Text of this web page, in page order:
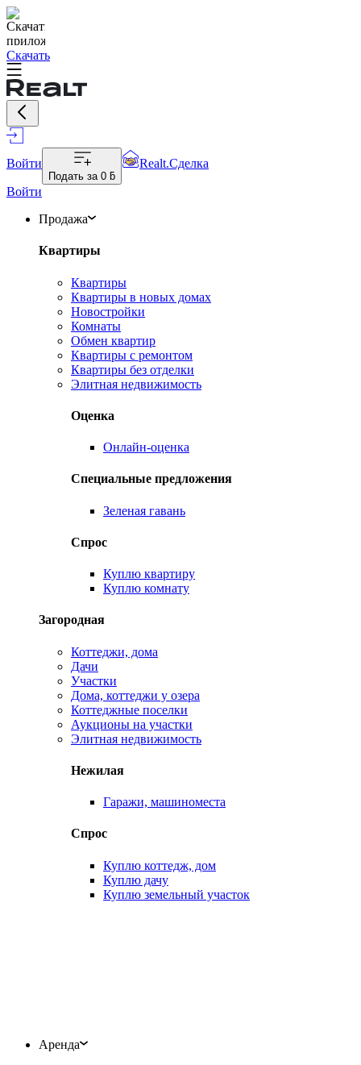
Скачать
Войти
Подать за 0 ƃ
Realt.Сделка
Войти
Продажа
Квартиры
Квартиры
Квартиры в новых домах
Новостройки
Комнаты
Обмен квартир
Квартиры с ремонтом
Квартиры без отделки
Элитная недвижимость
Оценка
Онлайн-оценка
Специальные предложения
Зеленая гавань
Спрос
Куплю квартиру
Куплю комнату
Загородная
Коттеджи, дома
Дачи
Участки
Дома, коттеджи у озера
Коттеджные поселки
Аукционы на участки
Элитная недвижимость
Нежилая
Гаражи, машиноместа
Спрос
Куплю коттедж, дом
Куплю дачу
Куплю земельный участок
Аренда